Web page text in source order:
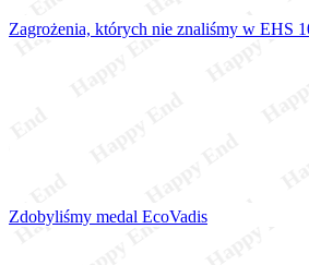
Zagrożenia, których nie znaliśmy w EHS
Zdobyliśmy medal EcoVadis